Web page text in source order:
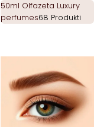
50ml Olfazeta Luxury
perfumes68 Produkti